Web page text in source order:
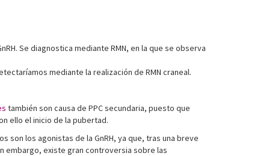
Se diagnostica mediante RMN, en la que se observa
mediante la realización de RMN craneal.
también son causa de PPC secundaria, puesto que
ello el inicio de la pubertad.
son los agonistas de la GnRH, ya que, tras una breve
embargo, existe gran controversia sobre las